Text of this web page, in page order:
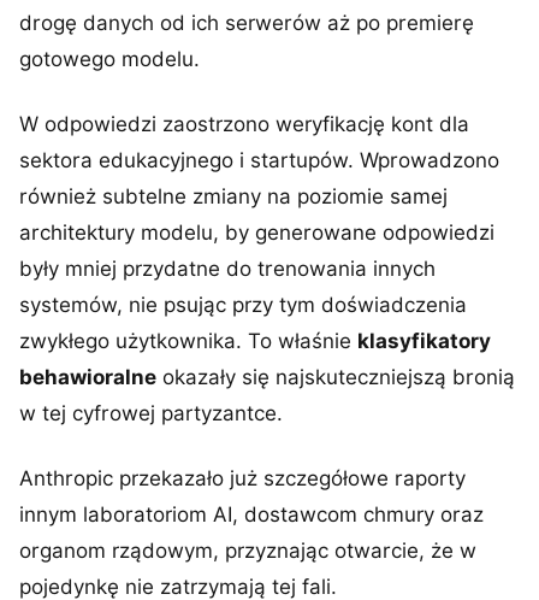
drogę danych od ich serwerów aż po premierę
gotowego modelu.
W odpowiedzi zaostrzono weryfikację kont dla
sektora edukacyjnego i startupów. Wprowadzono
również subtelne zmiany na poziomie samej
architektury modelu, by generowane odpowiedzi
były mniej przydatne do trenowania innych
systemów, nie psując przy tym doświadczenia
zwykłego użytkownika. To właśnie klasyfikatory
behawioralne okazały się najskuteczniejszą bronią
w tej cyfrowej partyzantce.
Anthropic przekazało już szczegółowe raporty
innym laboratoriom AI, dostawcom chmury oraz
organom rządowym, przyznając otwarcie, że w
pojedynkę nie zatrzymają tej fali.